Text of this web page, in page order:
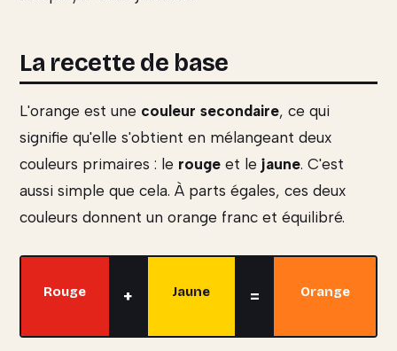
La recette de base
L'orange est une couleur secondaire, ce qui
signifie qu'elle s'obtient en mélangeant deux
couleurs primaires : le rouge et le jaune. C'est
aussi simple que cela. À parts égales, ces deux
couleurs donnent un orange franc et équilibré.
Rouge + Jaune = Orange